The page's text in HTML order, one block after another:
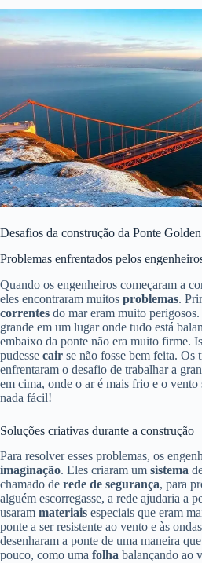
Desafios da construção da Ponte
Problemas enfrentados pelos
Quando os engenheiros começaram a
eles encontraram muitos problemas.
correntes do mar eram muito
grande em um lugar onde tudo está
embaixo da ponte não era muito firme.
pudesse cair se não fosse bem feita. Os
enfrentaram o desafio de trabalhar a
em cima, onde o ar é mais frio e o vento
nada fácil!
Soluções criativas durante a construção
Para resolver esses problemas, os
imaginação. Eles criaram um sistema
chamado de rede de segurança, para
alguém escorregasse, a rede ajudaria a
usaram materiais especiais que eram
ponte a ser resistente ao vento e às
desenharam a ponte de uma maneira
pouco, como uma folha balançando ao